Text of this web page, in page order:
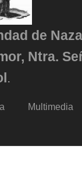
de
Ntra.
.
Multimedia